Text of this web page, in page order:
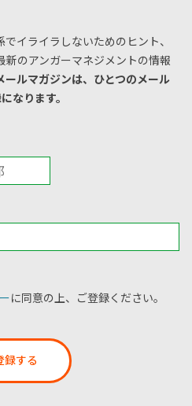
イライラしないためのヒント、
新のアンガーマネジメントの情報
ルマガジンは、ひとつのメール
なります。
に同意の上、ご登録ください。
録する